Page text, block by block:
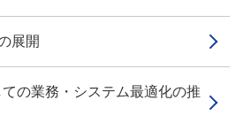
展開
ての業務・システム最適化の推